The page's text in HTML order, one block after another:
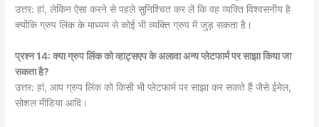
उत्तर: हां, लेकिन ऐसा करने से पहले सुनिश्चित कर लें कि वह व्यक्ति विश्वसनीय है
क्योंकि ग्रुप लिंक के माध्यम से कोई भी व्यक्ति ग्रुप में जुड़ सकता है।
प्रश्न 14: क्या ग्रुप लिंक को व्हाट्सएप के अलावा अन्य प्लेटफार्म पर साझा किया जा
सकता है?
उत्तर: हां, आप ग्रुप लिंक को किसी भी प्लेटफार्म पर साझा कर सकते हैं जैसे ईमेल,
सोशल मीडिया आदि।